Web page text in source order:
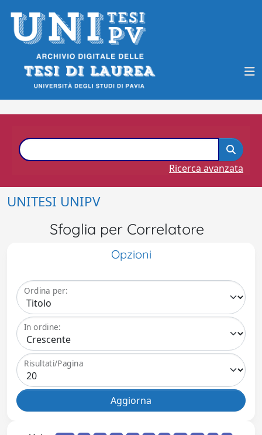
Ricerca avanzata
UNITESI UNIPV
Sfoglia per Correlatore
Opzioni
Ordina per:
In ordine:
Risultati/Pagina